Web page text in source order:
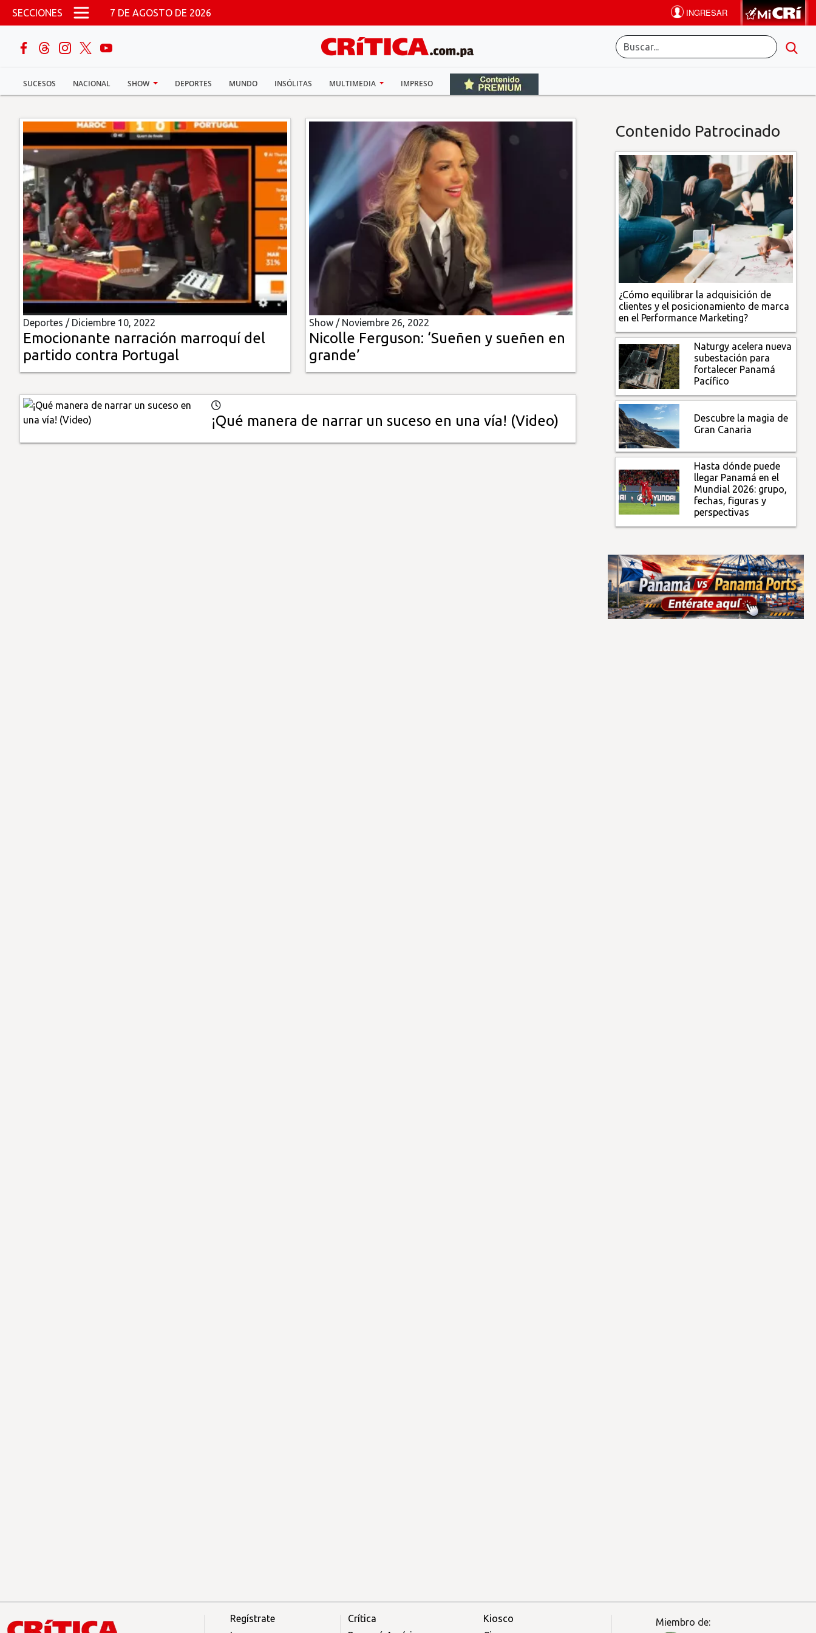
Pasar al contenido principal
SECCIONES 7 DE AGOSTO DE 2026
SUCESOS NACIONAL SHOW DEPORTES MUNDO INSÓLITAS MULTIMEDIA IMPRESO
buscar
Sucesos
Nacional
Política
Show
Deportes
Mundo
Insólitas
Multimedia
Impreso
Deportes / Diciembre 10, 2022
Emocionante narración marroquí del
partido contra Portugal
Show / Noviembre 26, 2022
Nicolle Ferguson: ‘Sueñen y sueñen en
grande’
¡Qué manera de narrar un suceso en una vía! (Video)
Contenido Patrocinado
¿Cómo equilibrar la adquisición de
clientes y el posicionamiento de marca
en el Performance Marketing?
Naturgy acelera nueva
subestación para
fortalecer Panamá
Pacífico
Descubre la magia de
Gran Canaria
Hasta dónde puede
llegar Panamá en el
Mundial 2026: grupo,
fechas, figuras y
perspectivas
Regístrate
Crítica
Kiosco
Miembro de: